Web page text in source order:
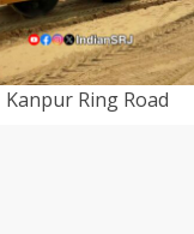
Kanpur Ring Road